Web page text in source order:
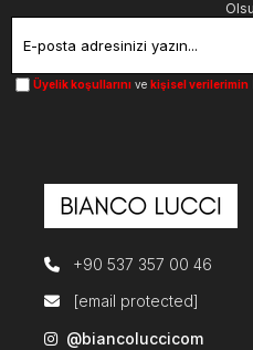
Üyelik koşullarını ve kişisel verilerimin
+90 537 357 00 46
[email protected]
@biancoluccicom